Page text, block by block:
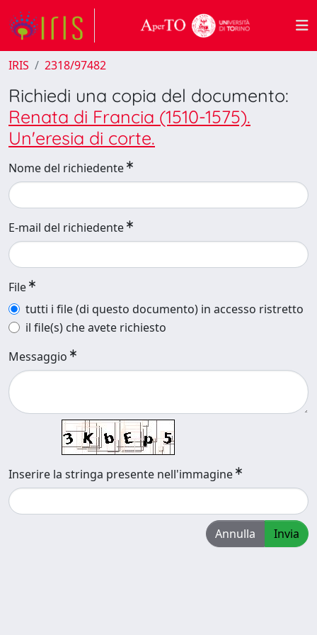
IRIS 2318/97482
Richiedi una copia del documento:
Renata di Francia (1510-1575).
Un'eresia di corte.
Nome del richiedente
E-mail del richiedente
File
tutti i file (di questo documento) in accesso ristretto
il file(s) che avete richiesto
Messaggio
Inserire la stringa presente nell'immagine
Annulla Invia